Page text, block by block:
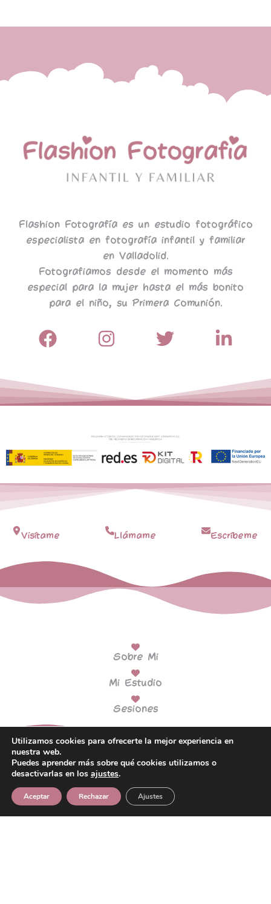
Flashion Fotografía es un estudio fotográfico
especialista en fotografía infantil y familiar
en Valladolid.
Fotografiamos desde el momento más
especial para la mujer hasta el más bonito
para el niño, su Primera Comunión.
Visítame Llámame Escríbeme
Sobre Mi
Mi Estudio
Sesiones
Formación
Utilizamos cookies para ofrecerte la mejor experiencia en
nuestra web.
Puedes aprender más sobre qué cookies utilizamos o
desactivarlas en los ajustes.
Aceptar Rechazar Ajustes